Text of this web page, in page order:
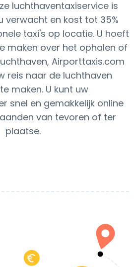
luchthaventaxiservice is
verwacht en kost tot 35%
taxi's op locatie. U hoeft
maken over het ophalen of
Airporttaxis.com
reis naar de luchthaven
maken. U kunt uw
snel en gemakkelijk online
van tevoren of ter
plaatse.